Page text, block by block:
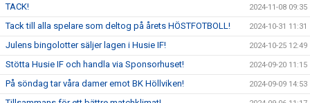
TACK! 2024-11-08 09:35
Tack till alla spelare som deltog på årets HÖSTFOTBOLL! 2024-10-31 11:31
Julens bingolotter säljer lagen i Husie IF! 2024-10-25 12:49
Stötta Husie IF och handla via Sponsorhuset! 2024-09-20 11:15
På söndag tar våra damer emot BK Höllviken! 2024-09-09 14:53